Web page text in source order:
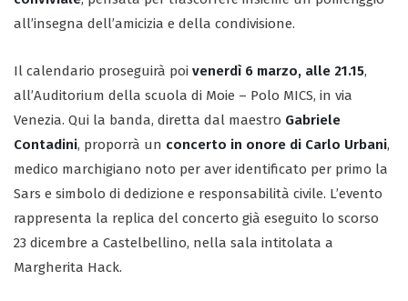
all’insegna dell’amicizia e della condivisione.
Il calendario proseguirà poi venerdì 6 marzo, alle 21.15,
all’Auditorium della scuola di Moie – Polo MICS, in via
Venezia. Qui la banda, diretta dal maestro Gabriele
Contadini, proporrà un concerto in onore di Carlo Urbani,
medico marchigiano noto per aver identificato per primo la
Sars e simbolo di dedizione e responsabilità civile. L’evento
rappresenta la replica del concerto già eseguito lo scorso
23 dicembre a Castelbellino, nella sala intitolata a
Margherita Hack.